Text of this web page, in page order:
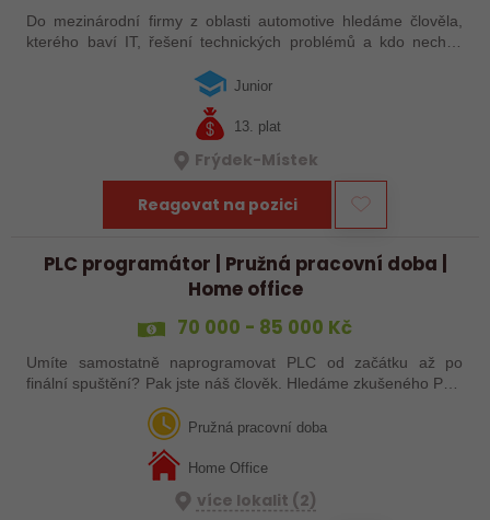
Do mezinárodní firmy z oblasti automotive hledáme člověla,
kterého baví IT, řešení technických problémů a kdo nechce
budeš kombinovat podporu… Junior
13. plat
Frýdek-Místek
Reagovat na pozici
PLC programátor | Pružná pracovní doba |
Home office
70 000 - 85 000 Kč
Umíte samostatně naprogramovat PLC od začátku až po
finální spuštění? Pak jste náš člověk. Hledáme zkušeného PLC
programátora, který chce pracovat na vývoji jednoúčelových
strojů, výrobních linek a…Pružná pracovní doba
Home Office
více lokalit (2)